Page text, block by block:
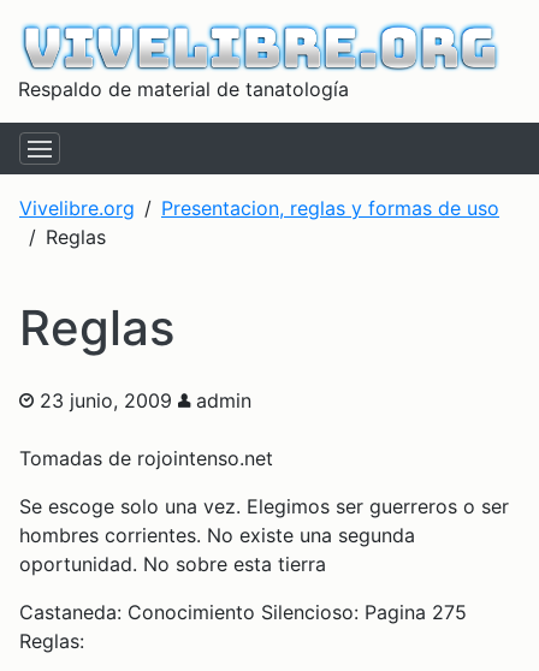
Respaldo de material de tanatología
Vivelibre.org
Presentacion, reglas y formas de uso
Reglas
Reglas
23 junio, 2009 admin
Tomadas de rojointenso.net
Se escoge solo una vez. Elegimos ser guerreros o ser
hombres corrientes. No existe una segunda
oportunidad. No sobre esta tierra
Castaneda: Conocimiento Silencioso: Pagina 275
Reglas: